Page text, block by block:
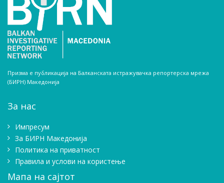
Призма е публикација на Балканската истражувачка репортерска мрежа
(БИРН) Македонија
За нас
Импресум
Зa БИРН Македонија
Политика на приватност
Правила и услови на користење
Мапа на сајтот